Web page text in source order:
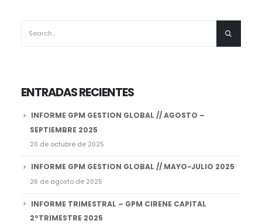
ENTRADAS RECIENTES
INFORME GPM GESTION GLOBAL // AGOSTO –
SEPTIEMBRE 2025
20 de octubre de 2025
INFORME GPM GESTION GLOBAL // MAYO-JULIO 2025
26 de agosto de 2025
INFORME TRIMESTRAL – GPM CIRENE CAPITAL
2ºTRIMESTRE 2025